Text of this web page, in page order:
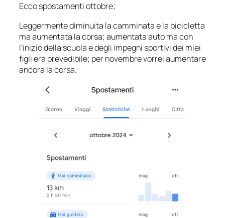
Ecco spostamenti ottobre;
Leggermente diminuita la camminata e la bicicletta
ma aumentata la corsa; aumentata auto ma con
l’inizio della scuola e degli impegni sportivi dei miei
figli era prevedibile; per novembre vorrei aumentare
ancora la corsa.